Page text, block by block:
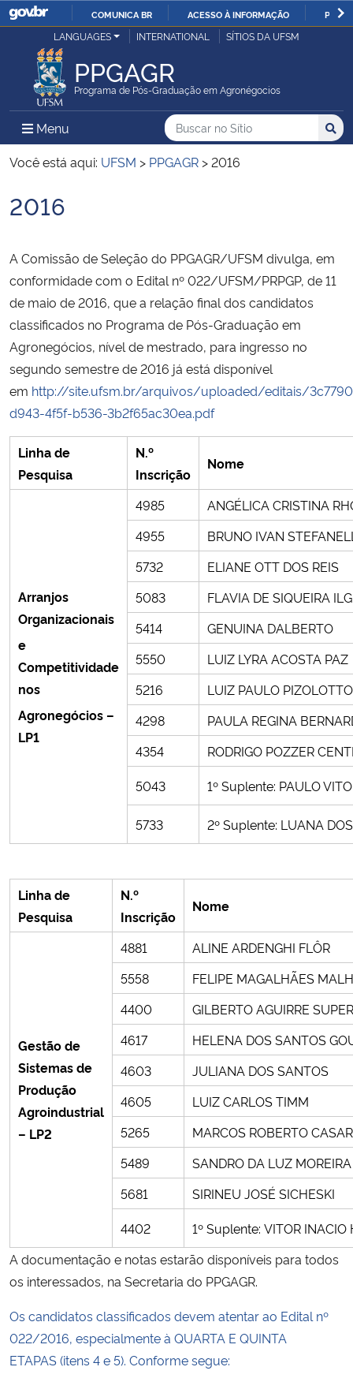
IR
COMUNICA BR ACESSO À INFORMAÇÃO
Ministério da Justiça e Segurança Pública
Ministério da Defesa
Ministério das Relações Exteriores
Ministério da Economia
Ministério da Agricultura, Pecuária e Abastecimento
Ministério da Educação
Ministério da Cidadania
Ministério da Saúde
Ministério de Minas e Energia
Ministério da Ciência, Tecnologia, Inovações e Comunicações
Ministério do Desenvolvimento Regional
Secretaria-Geral
Gabinete de Segurança Institucional
Banco Central do Brasil
LANGUAGES INTERNATIONAL SÍTIOS DA UFSM
PPGAGR
Programa de Pós-Graduação em Agronégocios
Menu Menu Principal do Sítio
Busca
Buscar no no Sítio
Busca:
Você está aqui: UFSM > PPGAGR >2016
Início do conteúdo
2016
A Comissão de Seleção do PPGAGR/UFSM divulga, em
conformidade com o Edital nº 022/UFSM/PRPGP, de 11
de maio de 2016, que a relação final dos candidatos
classificados no Programa de Pós-Graduação em
Agronegócios, nível de mestrado, para ingresso no
segundo semestre de 2016 já está disponível
em http://site.ufsm.br/arquivos/uploaded/editais/
d943-4f5f-b536-3b2f65ac30ea.pdf
Linha de
Pesquisa
N.º
Inscrição
Nome
Arranjos
Organizacionais
e
Competitividade
nos
Agronegócios –
LP1
4985
ANGÉLICA CRISTINA
4955
BRUNO IVAN
5732
ELIANE OTT DOS REIS
5083
FLAVIA DE SIQUEIRA
5414
GENUINA DALBERTO
5550
LUIZ LYRA ACOSTA PAZ
5216
LUIZ PAULO
4298
PAULA REGINA
4354
RODRIGO POZZER
5043
1º Suplente: PAULO
5733 2º Suplente: LUANA
Linha de
Pesquisa
N.º
Inscrição
Nome
Gestão de
Sistemas de
Produção
Agroindustrial
– LP2
4881
ALINE ARDENGHI FLÔR
5558
FELIPE MAGALHÃES
4400
GILBERTO AGUIRRE
4617
HELENA DOS SANTOS
4603
JULIANA DOS SANTOS
4605
LUIZ CARLOS TIMM
5265
MARCOS ROBERTO
5489
SANDRO DA LUZ MOREIRA
5681
SIRINEU JOSÉ SICHESKI
4402
1º Suplente: VITOR INACIO
A documentação e notas estarão disponíveis para todos
os interessados, na Secretaria do PPGAGR.
Os candidatos classificados devem atentar ao Edital nº
022/2016, especialmente à QUARTA E QUINTA
ETAPAS (itens 4 e 5). Conforme segue: